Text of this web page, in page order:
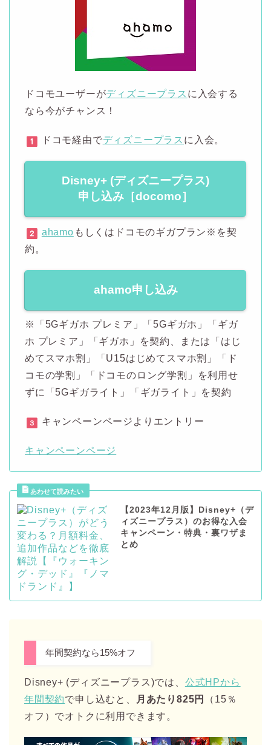
ドコモユーザーがディズニープラス に入会する
なら今がチャンス！
ドコモ経由でディズニープラス に入会。
Disney+ (ディズニープラス)
申し込み［docomo］
ahamo もしくはドコモのギガプラン※を契
約。
ahamo申し込み
※「5Gギガホ プレミア」「5Gギガホ」「ギガ
ホ プレミア」「ギガホ」を契約、または「はじ
めてスマホ割」「U15はじめてスマホ割」「ド
コモの学割」「ドコモのロング学割」を利用せ
ずに「5Gギガライト」「ギガライト」を契約
キャンペーンページよりエントリー
キャンペーンページ
【2023年12月版】Disney+（デ
ィズニープラス）のお得な入会
キャンペーン・特典・裏ワザま
とめ
年間契約なら15%オフ
Disney+ (ディズニープラス)では、 公式HPから
年間契約で申し込むと、 月あたり825円
（15％
オフ）でオトクに利用できます。